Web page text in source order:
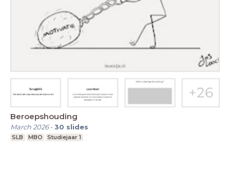
Beroepshouding
March 2026-30 slides
SLB MBO Studiejaar 1